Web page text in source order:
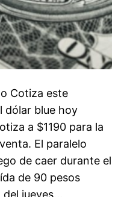
Cotiza este
dólar blue hoy
a $1190 para la
El paralelo
de caer durante el
de 90 pesos
del jueves…